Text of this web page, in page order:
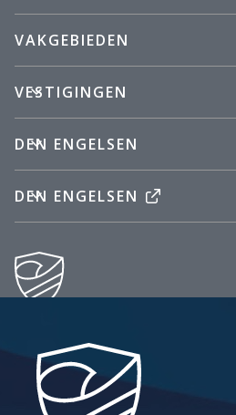
VAKGEBIEDEN
VESTIGINGEN
DEN ENGELSEN
DEN ENGELSEN